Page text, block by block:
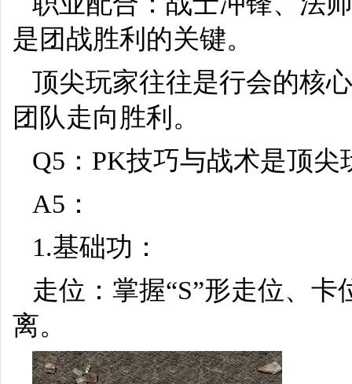
是团战胜利的关键。
顶尖玩家往往是行会的核
团队走向胜利。
Q5：PK技巧与战术是顶
A5：
1.基础功：
走位：掌握“S”形走位、
离。